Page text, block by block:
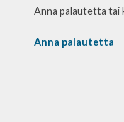
Anna palautetta tai
Anna palautetta